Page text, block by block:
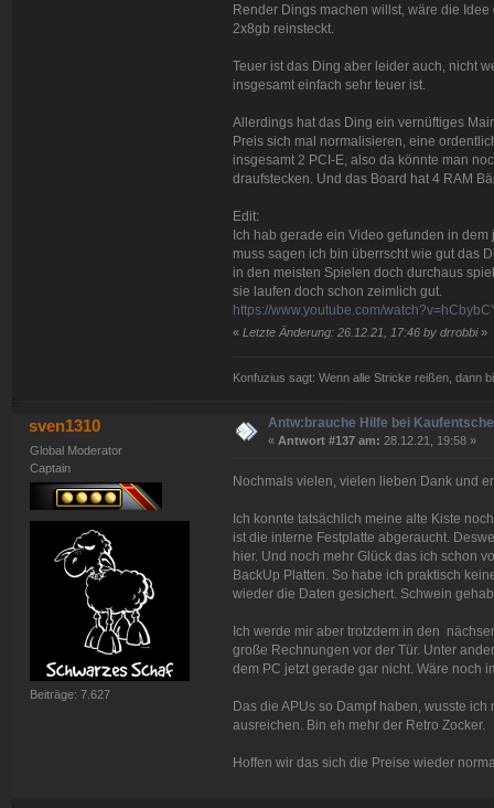
Render Dings machen willst, wäre die
2x8gb reinsteckt.
Teuer ist das Ding aber leider auch, nicht
insgesamt einfach sehr teuer ist.
Allerdings hat das Ding ein vernüftiges
Preis sich mal normalisieren, eine
insgesamt 2 PCI-E, also da könnte man
draufstecken. Und das Board hat 4 RAM
Edit:
Ich hab gerade ein Video gefunden in dem
muss sagen ich bin überrscht wie gut das
in den meisten Spielen doch durchaus
sie laufen doch schon zeimlich gut.
https://www.youtube.com/
« Letzte Änderung: 26.12.21, 17:46 by drrobbi»
Konfuzius sagt: Wenn alle Stricke reißen, dann
sven1310
Global Moderator
Captain
Beiträge: 7.627
Antw:brauche Hilfe bei
« Antwort #137 am: 28.12.21, 19:58 »
Nochmals vielen, vielen lieben Dank und
Ich konnte tatsächlich meine alte Kiste
ist die interne Festplatte abgeraucht.
hier. Und noch mehr Glück das ich schon
BackUp Platten. So habe ich praktisch
wieder die Daten gesichert. Schwein
Ich werde mir aber trotzdem in den
große Rechnungen vor der Tür. Unter
dem PC jetzt gerade gar nicht. Wäre noch
Das die APUs so Dampf haben, wusste
ausreichen. Bin eh mehr der Retro Zocker.
Hoffen wir das sich die Preise wieder